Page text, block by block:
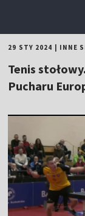
29 STY 2024 INNE
Tenis
Pucharu